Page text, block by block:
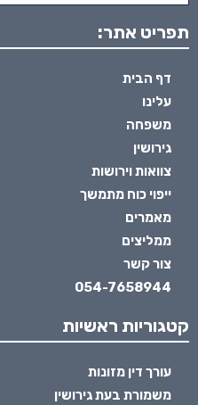
תפריט אתר:
דף הבית
עלינו
משפחה
גירושין
צוואות וירושות
ייפוי כוח מתמשך
מאמרים
ממליצים
צור קשר
054-7658944
קטגוריות ראשיות
עורך דין מזונות
משמורת בעת גירושין